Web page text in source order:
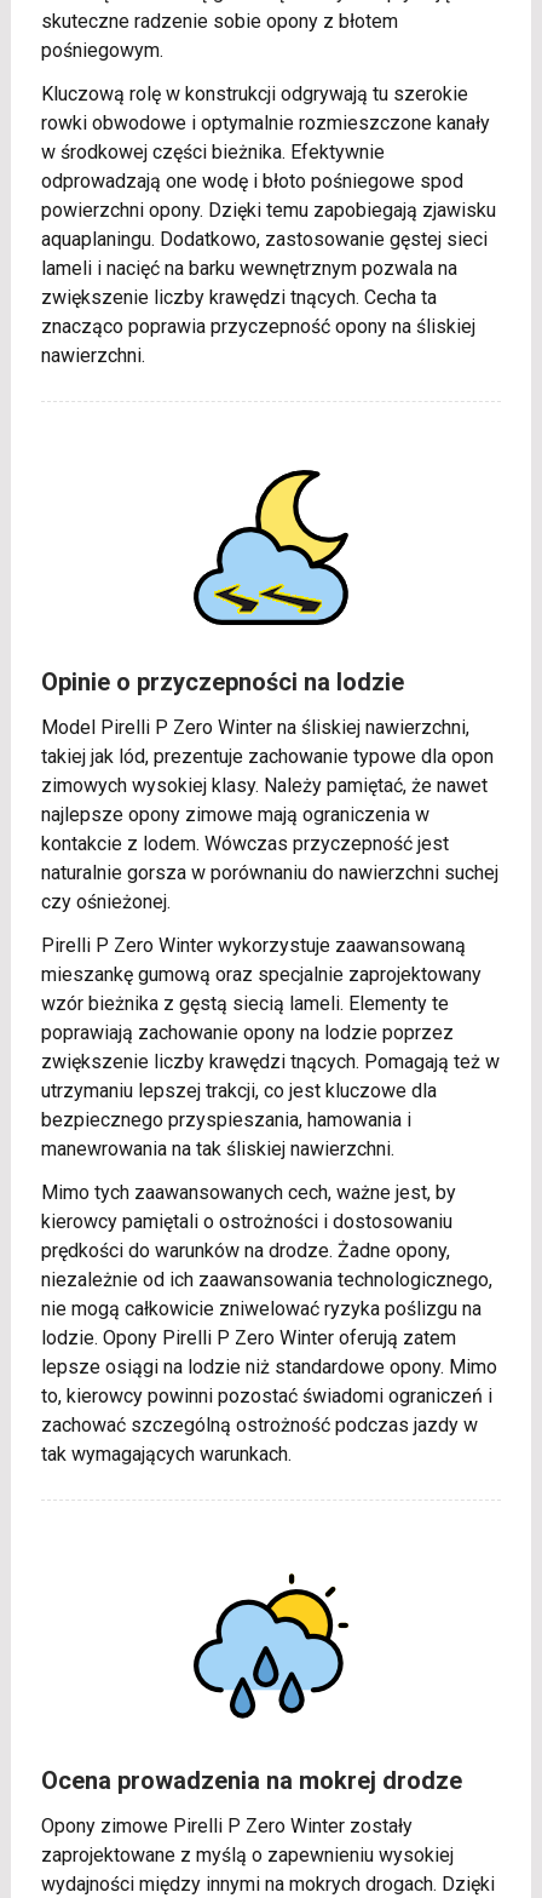
skuteczne radzenie sobie opony z błotem
pośniegowym.
Kluczową rolę w konstrukcji odgrywają tu szerokie
rowki obwodowe i optymalnie rozmieszczone kanały
w środkowej części bieżnika. Efektywnie
odprowadzają one wodę i błoto pośniegowe spod
powierzchni opony. Dzięki temu zapobiegają zjawisku
aquaplaningu. Dodatkowo, zastosowanie gęstej sieci
lameli i nacięć na barku wewnętrznym pozwala na
zwiększenie liczby krawędzi tnących. Cecha ta
znacząco poprawia przyczepność opony na śliskiej
nawierzchni.
Opinie o przyczepności na lodzie
Model Pirelli P Zero Winter na śliskiej nawierzchni,
takiej jak lód, prezentuje zachowanie typowe dla opon
zimowych wysokiej klasy. Należy pamiętać, że nawet
najlepsze opony zimowe mają ograniczenia w
kontakcie z lodem. Wówczas przyczepność jest
naturalnie gorsza w porównaniu do nawierzchni suchej
czy ośnieżonej.
Pirelli P Zero Winter wykorzystuje zaawansowaną
mieszankę gumową oraz specjalnie zaprojektowany
wzór bieżnika z gęstą siecią lameli. Elementy te
poprawiają zachowanie opony na lodzie poprzez
zwiększenie liczby krawędzi tnących. Pomagają też w
utrzymaniu lepszej trakcji, co jest kluczowe dla
bezpiecznego przyspieszania, hamowania i
manewrowania na tak śliskiej nawierzchni.
Mimo tych zaawansowanych cech, ważne jest, by
kierowcy pamiętali o ostrożności i dostosowaniu
prędkości do warunków na drodze. Żadne opony,
niezależnie od ich zaawansowania technologicznego,
nie mogą całkowicie zniwelować ryzyka poślizgu na
lodzie. Opony Pirelli P Zero Winter oferują zatem
lepsze osiągi na lodzie niż standardowe opony. Mimo
to, kierowcy powinni pozostać świadomi ograniczeń i
zachować szczególną ostrożność podczas jazdy w
tak wymagających warunkach.
Ocena prowadzenia na mokrej drodze
Opony zimowe Pirelli P Zero Winter zostały
zaprojektowane z myślą o zapewnieniu wysokiej
wydajności między innymi na mokrych drogach. Dzięki